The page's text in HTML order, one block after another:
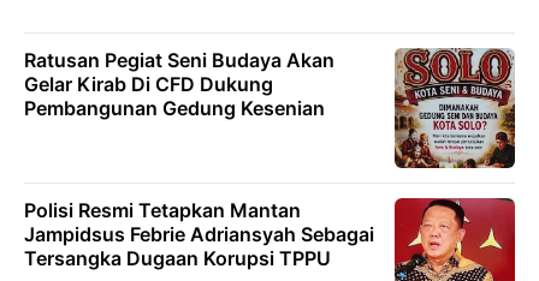
Ratusan Pegiat Seni Budaya Akan
Gelar Kirab Di CFD Dukung
Pembangunan Gedung Kesenian
Polisi Resmi Tetapkan Mantan
Jampidsus Febrie Adriansyah Sebagai
Tersangka Dugaan Korupsi TPPU